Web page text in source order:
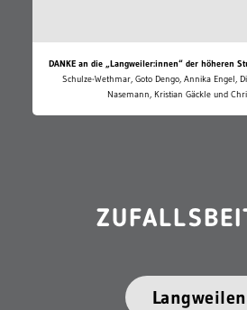
DANKE an die „Langweiler:innen“ der höheren
Schulze-Wethmar, Goto Dengo, Annika Engel,
Nasemann, Kristian Gäckle und